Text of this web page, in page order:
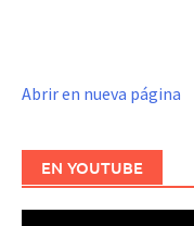
Abrir en nueva página
EN YOUTUBE